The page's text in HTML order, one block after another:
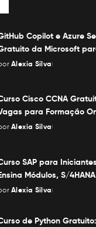
Copilot e Azure
da Microsoft
Alexia Silva
Cisco CCNA
para Formação
Alexia Silva
SAP para
Módulos, S/
Alexia Silva
de Python